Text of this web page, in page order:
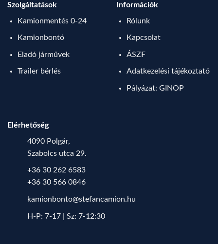
Szolgáltatások
Kamionmentés 0-24
Kamionbontó
Eladó járművek
Trailer bérlés
Információk
Rólunk
Kapcsolat
ÁSZF
Adatkezelési tájékoztató
Pályázat: GINOP
Elérhetőség
4090 Polgár,
Szabolcs utca 29.
+36 30 262 6583
+36 30 566 0846
kamionbonto@stefancamion.hu
H-P: 7-17 | Sz: 7-12:30